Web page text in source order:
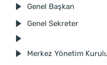
Genel Başkan
Genel Sekreter
Merkez Yönetim